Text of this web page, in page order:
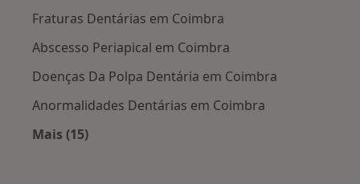
Fraturas Dentárias em Coimbra
Abscesso Periapical em Coimbra
Doenças Da Polpa Dentária em Coimbra
Anormalidades Dentárias em Coimbra
Mais (15)